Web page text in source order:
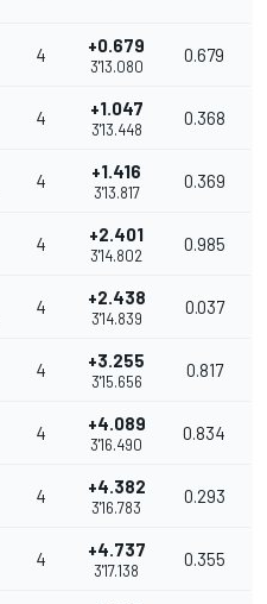
4 +0.679
3'13.080
0.679
4 +1.047
3'13.448
0.368
4 +1.416
3'13.817
0.369
4 +2.401
3'14.802
0.985
4 +2.438
3'14.839
0.037
4 +3.255
3'15.656
0.817
4 +4.089
3'16.490
0.834
4 +4.382
3'16.783
0.293
4 +4.737
3'17.138
0.355